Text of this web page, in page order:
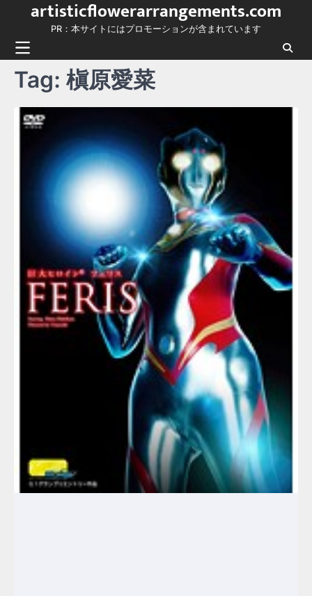
content
artisticflowerarrangements.com
PR：本サイトにはプロモーションが含まれています
Tag: 槇原愛菜